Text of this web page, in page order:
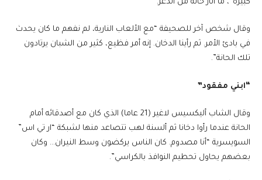
كبيرة”، ما أثار حالة من الذعر.
وقال شخص آخر للصحيفة “مع الألعاب النارية، لم نفهم ما كان يحدث
في بادئ الأمر. ثم رأينا الدخان. إنه أمر فظيع، كثير من الشبان يرتادون
تلك الحانة”.
“ابني مفقود”
وقال الشاب أليكسيس لاغير (21 عاما) الذي كان مع أصدقائه أمام
الحانة عندما رأوا دخانا ثم ألسنة لهب تتصاعد منها لشبكة “ار تي اس”
السويسرية “أنا مصدوم. كان الناس يركضون وسط النيران… وكان
بعضهم يحاول تحطيم النوافذ بالكراسي”.